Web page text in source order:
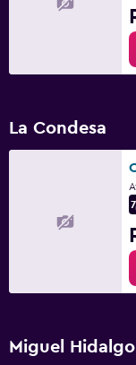
La Condesa
Miguel Hidalgo